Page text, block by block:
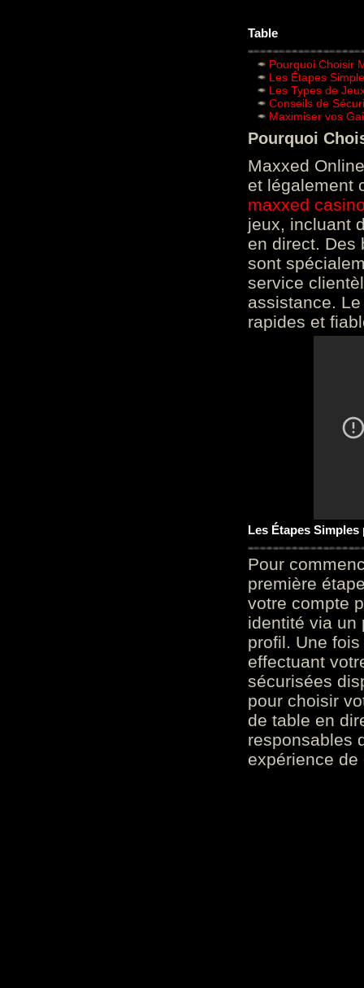
Table
Pourquoi Choisir
Les Étapes
Les Types de
Conseils de
Maximiser vos
Pourquoi
Maxxed
et légalement
maxxed
jeux, incluant
en direct. Des
sont
service
assistance.
rapides et
Les Étapes
Pour
première
votre compte
identité via un
profil. Une
effectuant
sécurisées
pour choisir
de table en
responsables
expérience